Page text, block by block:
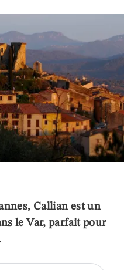
Callian est un
le Var, parfait pour